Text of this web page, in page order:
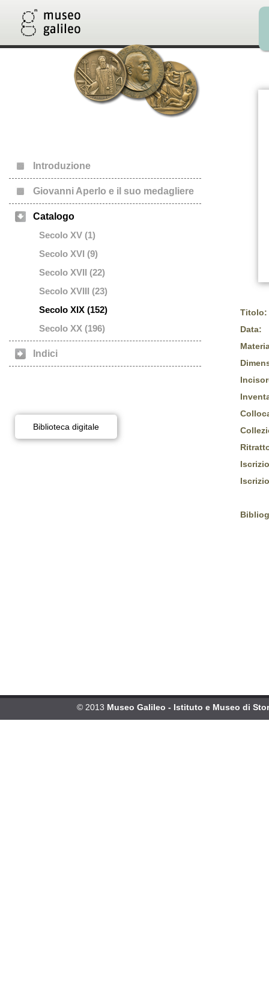
Introduzione
Giovanni Aperlo e il suo medagliere
Catalogo
Secolo XV (1)
Secolo XVI (9)
Secolo XVII (22)
Secolo XVIII (23)
Secolo XIX (152)
Secolo XX (196)
Indici
Biblioteca digitale
Titolo:
Data:
© 2013 Museo Galileo - Istituto e Museo di